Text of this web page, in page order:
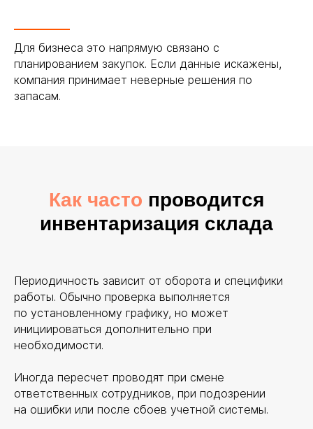
Для бизнеса это напрямую связано с
планированием закупок. Если данные искажены,
компания принимает неверные решения по
запасам.
Как часто проводится
инвентаризация склада
Периодичность зависит от оборота и специфики
работы. Обычно проверка выполняется
по установленному графику, но может
инициироваться дополнительно при
необходимости.
Иногда пересчет проводят при смене
ответственных сотрудников, при подозрении
на ошибки или после сбоев учетной системы.